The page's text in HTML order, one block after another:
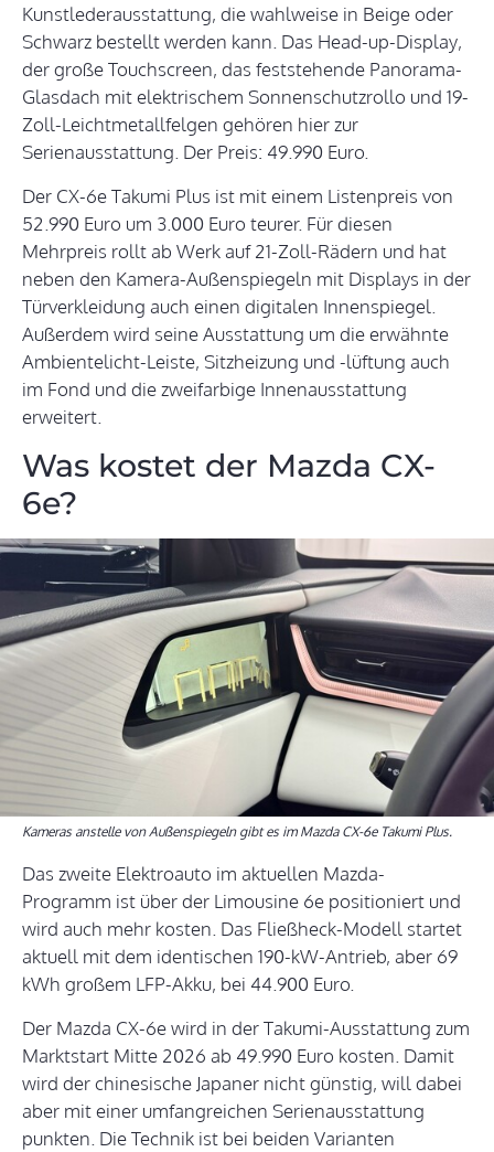
Kunstlederausstattung, die wahlweise in Beige oder
Schwarz bestellt werden kann. Das Head-up-Display,
der große Touchscreen, das feststehende Panorama-
Glasdach mit elektrischem Sonnenschutzrollo und 19-
Zoll-Leichtmetallfelgen gehören hier zur
Serienausstattung. Der Preis: 49.990 Euro.
Der CX-6e Takumi Plus ist mit einem Listenpreis von
52.990 Euro um 3.000 Euro teurer. Für diesen
Mehrpreis rollt ab Werk auf 21-Zoll-Rädern und hat
neben den Kamera-Außenspiegeln mit Displays in der
Türverkleidung auch einen digitalen Innenspiegel.
Außerdem wird seine Ausstattung um die erwähnte
Ambientelicht-Leiste, Sitzheizung und -lüftung auch
im Fond und die zweifarbige Innenausstattung
erweitert.
Was kostet der Mazda CX-
6e?
Kameras anstelle von Außenspiegeln gibt es im Mazda CX-6e Takumi Plus.
Das zweite Elektroauto im aktuellen Mazda-
Programm ist über der Limousine 6e positioniert und
wird auch mehr kosten. Das Fließheck-Modell startet
aktuell mit dem identischen 190-kW-Antrieb, aber 69
kWh großem LFP-Akku, bei 44.900 Euro.
Der Mazda CX-6e wird in der Takumi-Ausstattung zum
Marktstart Mitte 2026 ab 49.990 Euro kosten. Damit
wird der chinesische Japaner nicht günstig, will dabei
aber mit einer umfangreichen Serienausstattung
punkten. Die Technik ist bei beiden Varianten